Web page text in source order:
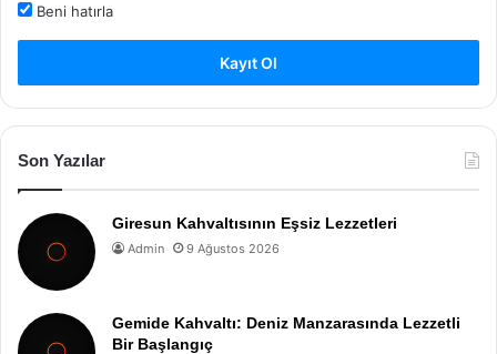
Beni hatırla
Kayıt Ol
Son Yazılar
Giresun Kahvaltısının Eşsiz Lezzetleri
Admin 9 Ağustos 2026
Gemide Kahvaltı: Deniz Manzarasında Lezzetli
Bir Başlangıç